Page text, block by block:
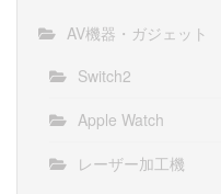
AV機器・ガジェット
Switch2
Apple Watch
レーザー加工機